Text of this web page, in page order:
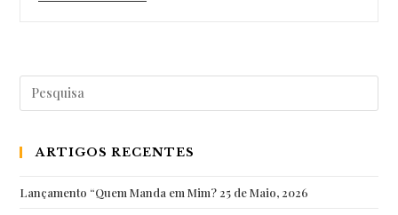
no
país
Pesquisar
ARTIGOS RECENTES
Lançamento “Quem Manda em Mim? 25 de Maio, 2026